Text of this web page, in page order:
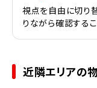
視点を自由に切り
りながら確認するこ
近隣エリアの